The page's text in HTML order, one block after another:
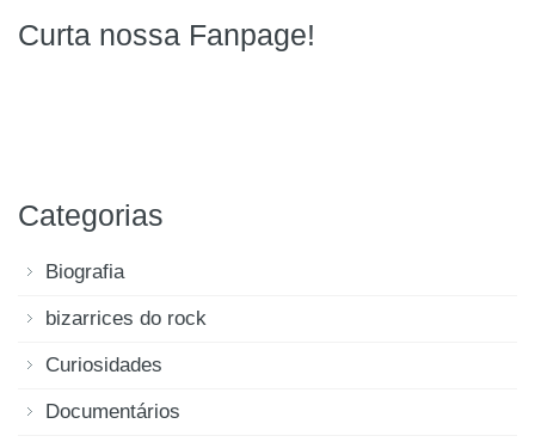
Curta nossa Fanpage!
Categorias
Biografia
bizarrices do rock
Curiosidades
Documentários